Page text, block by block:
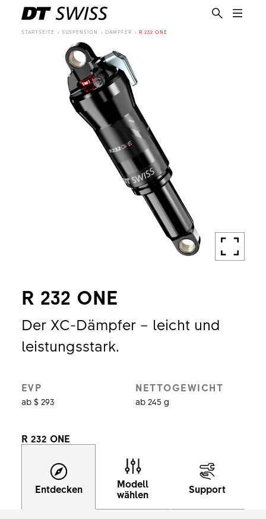
STARTSEITE SUSPENSION DÄMPFER R 232 ONE
R 232 ONE
Der XC-Dämpfer – leicht und
leistungsstark.
EVP
ab $ 293
NETTOGEWICHT
ab 245 g
R 232 ONE
Entdecken
Modell
wählen
Support